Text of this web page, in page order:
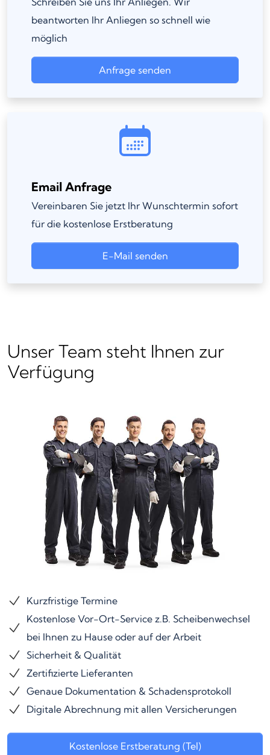
beantworten Ihr Anliegen so schnell wie
möglich
Anfrage senden
Email Anfrage
Vereinbaren Sie jetzt Ihr Wunschtermin sofort
für die kostenlose Erstberatung
E-Mail senden
Unser Team steht Ihnen zur
Verfügung
Kurzfristige Termine
Kostenlose Vor-Ort-Service z.B. Scheibenwechsel
bei Ihnen zu Hause oder auf der Arbeit
Sicherheit & Qualität
Zertifizierte Lieferanten
Genaue Dokumentation & Schadensprotokoll
Digitale Abrechnung mit allen Versicherungen
Kostenlose Erstberatung (Tel)